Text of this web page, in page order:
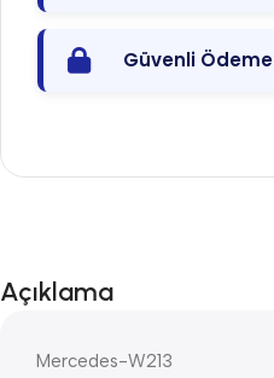
Güvenli Ödeme
Açıklama
Mercedes-W213